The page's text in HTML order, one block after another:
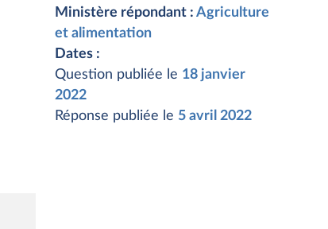
Ministère répondant : Agriculture
et alimentation
Dates :
Question publiée le 18 janvier
2022
Réponse publiée le 5 avril 2022